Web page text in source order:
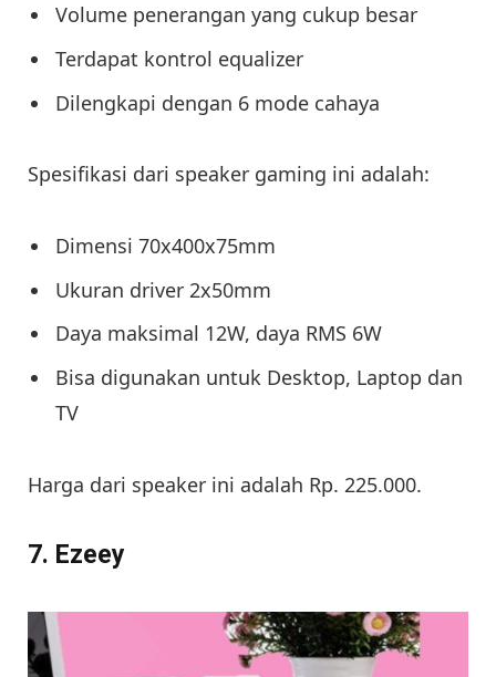
Volume penerangan yang cukup besar
Terdapat kontrol equalizer
Dilengkapi dengan 6 mode cahaya
Spesifikasi dari speaker gaming ini adalah:
Dimensi 70x400x75mm
Ukuran driver 2x50mm
Daya maksimal 12W, daya RMS 6W
Bisa digunakan untuk Desktop, Laptop dan
TV
Harga dari speaker ini adalah Rp. 225.000.
7. Ezeey